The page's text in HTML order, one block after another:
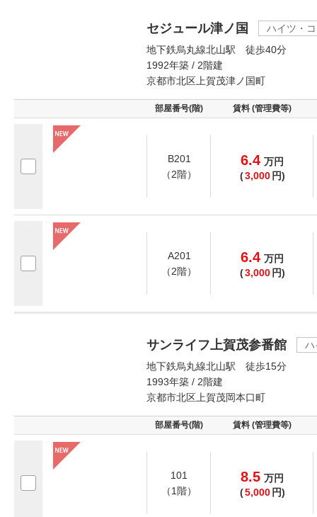
セジュール津ノ国
ハイツ・
地下鉄烏丸線北山駅 徒歩40分
1992年築 / 2階建
京都市北区上賀茂津ノ国町
部屋番号(階) 賃料 (管理費等)
B201
（2階）
6.4 万円
(3,000 円)
A201
（2階）
6.4 万円
(3,000 円)
サンライフ上賀茂参番館
ハ
地下鉄烏丸線北山駅 徒歩15分
1993年築 / 2階建
京都市北区上賀茂岡本口町
部屋番号(階) 賃料 (管理費等)
101
（1階）
8.5 万円
(5,000 円)